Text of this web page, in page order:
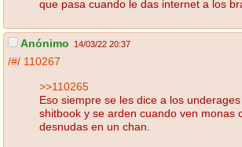
que pasa cuando le das internet a los
Anónimo 14/03/22 20:37
/#/ 110267
>>110265
Eso siempre se les dice a los
shitbook y se arden cuando ven monas
desnudas en un chan.